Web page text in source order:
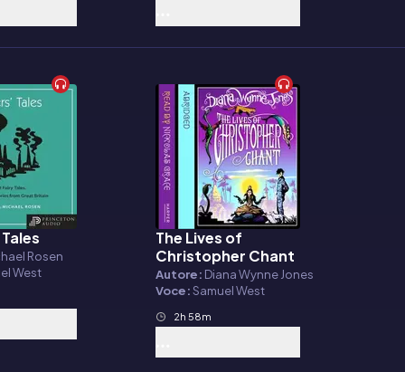
Rosen
West
Audiolibro
The Lives of
Christopher Chant
Autore: Diana Wynne Jones
Voce:Samuel West
2h 58m